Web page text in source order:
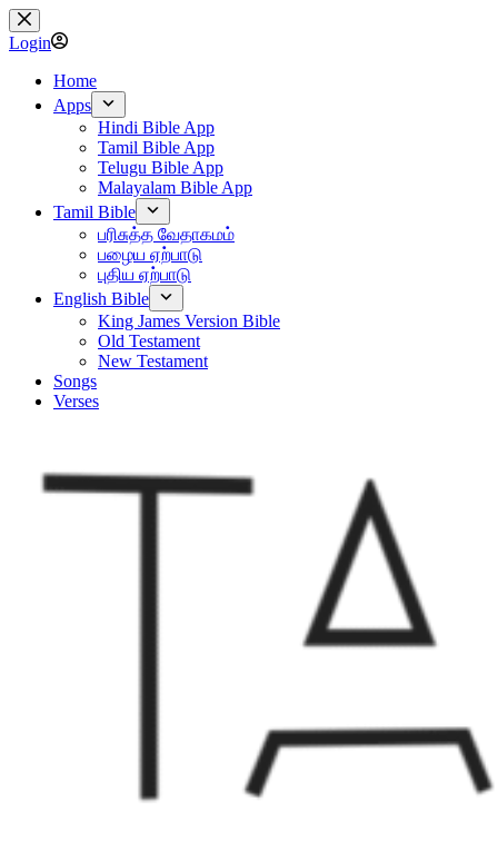
Skip
to
content
Login
Home
Apps
Hindi Bible App
Tamil Bible App
Telugu Bible App
Malayalam Bible App
Tamil Bible
பரிசுத்த வேதாகமம்
பழைய ஏற்பாடு
புதிய ஏற்பாடு
English Bible
King James Version Bible
Old Testament
New Testament
Songs
Verses